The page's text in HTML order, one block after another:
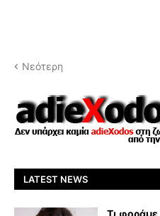
Νεότερη
LATEST NEWS
Τι φοράμε